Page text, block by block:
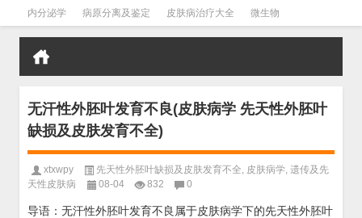
内分泌学 病原分离及鉴定 皮肤病治疗大全 微生物
皮肤病学 男科学 血液病学 心血管 口腔医学 禁戒毒品
无汗性外胚叶发育不良(皮肤病学 先天性外胚叶
缺损及皮肤发育不全)
xtxwpy 先天性外胚叶缺损及皮肤发育不全, 皮肤病学, 遗传及先
天性皮肤病
08-04 832 0
导语：无汗性外胚叶发育不良属于皮肤病学下的先天性外胚叶